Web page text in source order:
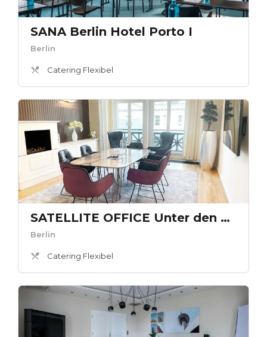
SANA Berlin Hotel Porto I
Berlin
Catering Flexibel
SATELLITE OFFICE Unter den Linden - Kaminlounge „Römischer Hof“
Berlin
Catering Flexibel